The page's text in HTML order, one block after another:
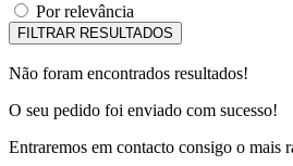
Por relevância
Não foram encontrados resultados!
O seu pedido foi enviado com sucesso!
Entraremos em contacto consigo o mais